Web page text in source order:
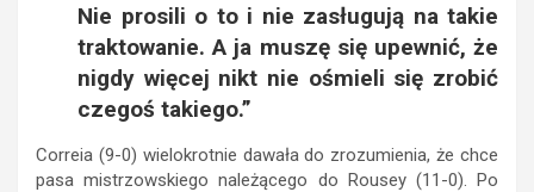
Nie prosili o to i nie zasługują na takie
traktowanie. A ja muszę się upewnić, że
nigdy więcej nikt nie ośmieli się zrobić
czegoś takiego.”
Correia (9-0) wielokrotnie dawała do zrozumienia, że chce
pasa mistrzowskiego należącego do Rousey (11-0). Po